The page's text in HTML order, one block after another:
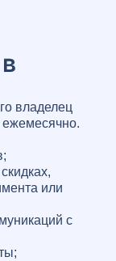
владелец
ежемесячно.
или
с